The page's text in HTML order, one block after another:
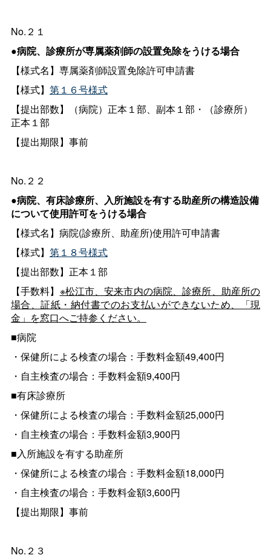
No.２１
●病院、診療所が専属薬剤師の設置免除をうける場合
【様式名】専属薬剤師設置免除許可申請書
【様式】 第１６号様式
【提出部数】（病院）正本１部、副本１部・（診療所）
正本１部
【提出期限】事前
No.２２
●病院、有床診療所、入所施設を有する助産所の構造設備
について使用許可をうける場合
【様式名】病院(診療所、助産所)使用許可申請書
【様式】 第１８号様式
【提出部数】正本１部
【手数料】 ※松江市、安来市内の病院、診療所、助産所の
場合、証紙・納付書でのお支払いができないため、「現
金」を窓口へご持参ください。
■病院
・保健所による検査の場合：手数料金額49,400円
・自主検査の場合：手数料金額9,400円
■有床診療所
・保健所による検査の場合：手数料金額25,000円
・自主検査の場合：手数料金額3,900円
■入所施設を有する助産所
・保健所による検査の場合：手数料金額18,000円
・自主検査の場合：手数料金額3,600円
【提出期限】事前
No.２３